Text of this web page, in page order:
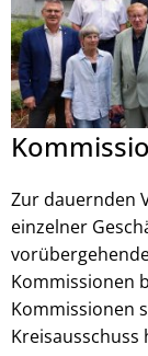
Zur dauernden
einzelner
Kommissionen
Kommissionen